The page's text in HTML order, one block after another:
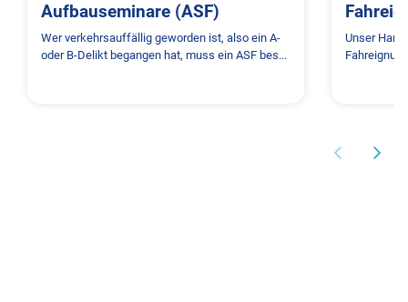
Aufbauseminare (ASF)
Wer verkehrsauffällig geworden ist, also ein A-
oder B-Delikt begangen hat, muss ein ASF bes...
Unser